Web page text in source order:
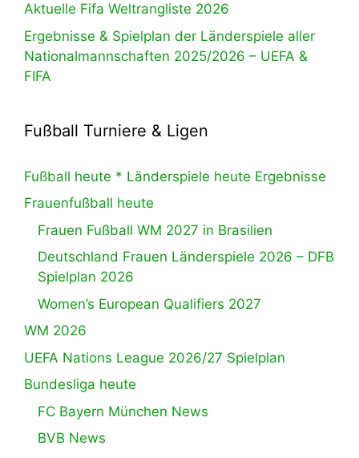
Aktuelle Fifa Weltrangliste 2026
Ergebnisse & Spielplan der Länderspiele aller
Nationalmannschaften 2025/2026 – UEFA &
FIFA
Fußball Turniere & Ligen
Fußball heute * Länderspiele heute Ergebnisse
Frauenfußball heute
Frauen Fußball WM 2027 in Brasilien
Deutschland Frauen Länderspiele 2026 – DFB
Spielplan 2026
Women’s European Qualifiers 2027
WM 2026
UEFA Nations League 2026/27 Spielplan
Bundesliga heute
FC Bayern München News
BVB News